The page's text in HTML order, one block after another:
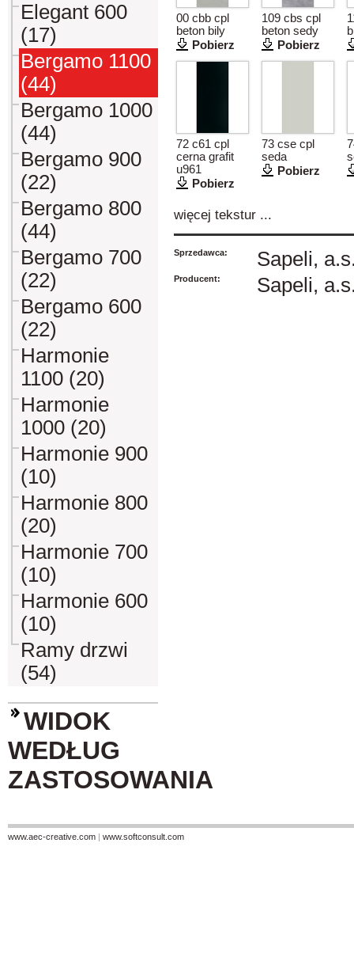
Elegant 600
(17)
Bergamo 1100
(44)
Bergamo 1000
(44)
Bergamo 900
(22)
Bergamo 800
(44)
Bergamo 700
(22)
Bergamo 600
(22)
Harmonie
1100 (20)
Harmonie
1000 (20)
Harmonie 900
(10)
Harmonie 800
(20)
Harmonie 700
(10)
Harmonie 600
(10)
Ramy drzwi
(54)
WIDOK
WEDŁUG
ZASTOSOWANIA
00 cbb cpl
beton bily
Pobierz
109 cbs cpl
beton sedy
Pobierz
72 c61 cpl
cerna grafit
u961
Pobierz
73 cse cpl
seda
Pobierz
więcej tekstur ...
Sprzedawca: Sapeli,
Producent: Sapeli,
www.aec-creative.com | www.softconsult.com